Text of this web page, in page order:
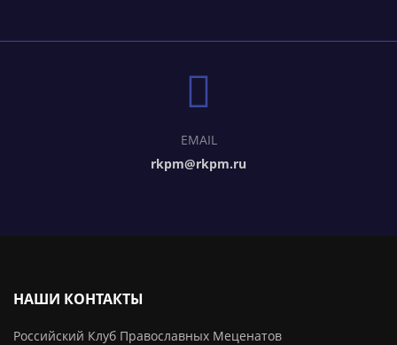
EMAIL
rkpm@rkpm.ru
НАШИ КОНТАКТЫ
Российский Клуб Православных Меценатов